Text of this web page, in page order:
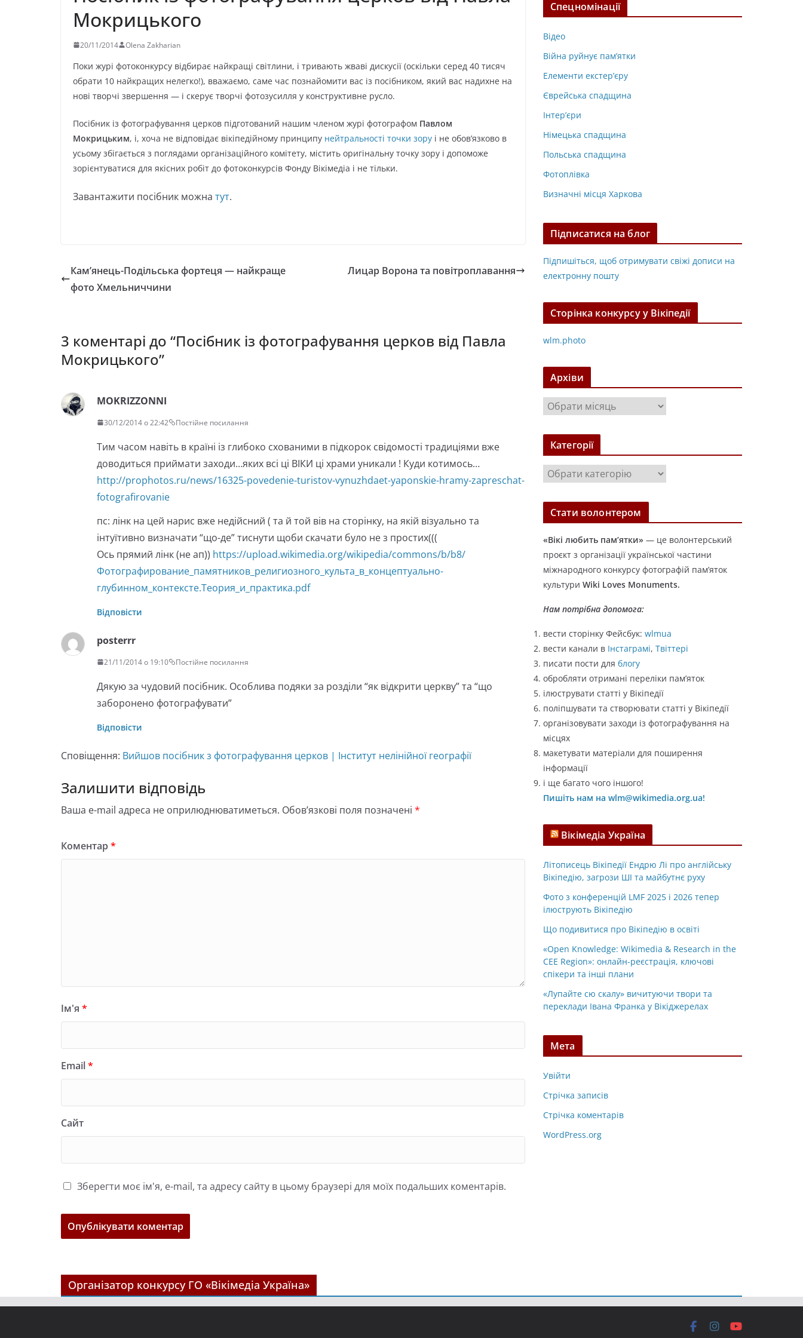
Мокрицького
20/11/2014 Olena Zakharian
Поки журі фотоконкурсу відбирає найкращі світлини, і тривають жваві дискусії (оскільки серед 40 тисяч
обрати 10 найкращих нелегко!), вважаємо, саме час познайомити вас із посібником, який вас надихне на
нові творчі звершення — і скерує творчі фотозусилля у конструктивне русло.
Посібник із фотографування церков підготований нашим членом журі фотографом Павлом
Мокрицьким, і, хоча не відповідає вікіпедійному принципу нейтральності точки зору і не обов’язково в
усьому збігається з поглядами організаційного комітету, містить оригінальну точку зору і допоможе
зорієнтуватися для якісних робіт до фотоконкурсів Фонду Вікімедіа і не тільки.
Завантажити посібник можна тут.
Кам’янець-Подільська фортеця — найкраще
фото Хмельниччини
Лицар Ворона та повітроплавання
3 коментарі до “Посібник із фотографування церков від Павла
Мокрицького”
MOKRIZZONNI
30/12/2014 о 22:42 Постійне посилання
Тим часом навіть в країні із глибоко схованими в підкорок свідомості традиціями вже
доводиться приймати заходи…яких всі ці ВІКИ ці храми уникали ! Куди котимось…
http://prophotos.ru/news/16325-povedenie-turistov-vynuzhdaet-yaponskie-hramy-zapreschat-
fotografirovanie
пс: лінк на цей нарис вже недійсний ( та й той вів на сторінку, на якій візуально та
інтуїтивно визначати “що-де” тиснути щоби скачати було не з простих(((
Ось прямий лінк (не ап)) https://upload.wikimedia.org/wikipedia/commons/b/b8/
Фотографирование_памятников_религиозного_культа_в_концептуально-
глубинном_контексте.Теория_и_практика.pdf
Відповісти
posterrr
21/11/2014 о 19:10 Постійне посилання
Дякую за чудовий посібник. Особлива подяки за розділи “як відкрити церкву” та “що
заборонено фотографувати”
Відповісти
Сповіщення: Вийшов посібник з фотографування церков | Інститут нелінійної географії
Залишити відповідь
Ваша e-mail адреса не оприлюднюватиметься. Обов’язкові поля позначені *
Коментар*
Ім'я *
Email*
Сайт
Зберегти моє ім'я, e-mail, та адресу сайту в цьому браузері для моїх подальших коментарів.
Спецномінації
Відео
Війна руйнує пам’ятки
Елементи екстер’єру
Єврейська спадщина
Інтер’єри
Німецька спадщина
Польська спадщина
Фотоплівка
Визначні місця Харкова
Підписатися на блог
Підпишіться, щоб отримувати свіжі дописи на
електронну пошту
Сторінка конкурсу у Вікіпедії
wlm.photo
Архіви
р
х
в
Категорії
а
т
о
р
і
ї
Стати волонтером
«Вікі любить пам’ятки» — це волонтерський
проєкт з організації української частини
міжнародного конкурсу фотографій пам’яток
культури Wiki Loves Monuments.
Нам потрібна допомога:
вести сторінку Фейсбук: wlmua
вести канали в Інстаграмі, Твіттері
писати пости для блогу
обробляти отримані переліки пам’яток
ілюструвати статті у Вікіпедії
поліпшувати та створювати статті у Вікіпедії
організовувати заходи із фотографування на
місцях
макетувати матеріали для поширення
інформації
і ще багато чого іншого!
Пишіть нам на wlm@wikimedia.org.ua!
Вікімедіа Україна
Літописець Вікіпедії Ендрю Лі про англійську
Вікіпедію, загрози ШІ та майбутнє руху
Фото з конференцій LMF 2025 і 2026 тепер
ілюструють Вікіпедію
Що подивитися про Вікіпедію в освіті
«Open Knowledge: Wikimedia & Research in the
CEE Region»: онлайн-реєстрація, ключові
спікери та інші плани
«Лупайте сю скалу» вичитуючи твори та
переклади Івана Франка у Вікіджерелах
Мета
Увійти
Стрічка записів
Стрічка коментарів
WordPress.org
Організатор конкурсу ГО «Вікімедіа Україна»